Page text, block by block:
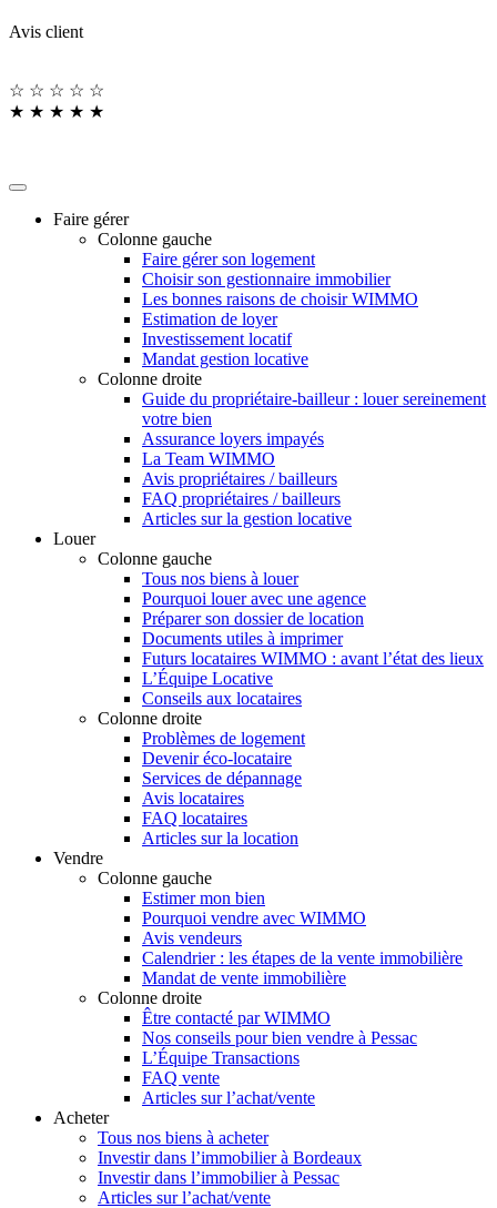
Avis client
☆ ☆ ☆ ☆ ☆
★ ★ ★ ★ ★
Faire gérer
Colonne gauche
Faire gérer son logement
Choisir son gestionnaire immobilier
Les bonnes raisons de choisir WIMMO
Estimation de loyer
Investissement locatif
Mandat gestion locative
Colonne droite
Guide du propriétaire-bailleur : louer sereinement
votre bien
Assurance loyers impayés
La Team WIMMO
Avis propriétaires / bailleurs
FAQ propriétaires / bailleurs
Articles sur la gestion locative
Louer
Colonne gauche
Tous nos biens à louer
Pourquoi louer avec une agence
Préparer son dossier de location
Documents utiles à imprimer
Futurs locataires WIMMO : avant l’état des lieux
L’Équipe Locative
Conseils aux locataires
Colonne droite
Problèmes de logement
Devenir éco-locataire
Services de dépannage
Avis locataires
FAQ locataires
Articles sur la location
Vendre
Colonne gauche
Estimer mon bien
Pourquoi vendre avec WIMMO
Avis vendeurs
Calendrier : les étapes de la vente immobilière
Mandat de vente immobilière
Colonne droite
Être contacté par WIMMO
Nos conseils pour bien vendre à Pessac
L’Équipe Transactions
FAQ vente
Articles sur l’achat/vente
Acheter
Tous nos biens à acheter
Investir dans l’immobilier à Bordeaux
Investir dans l’immobilier à Pessac
Articles sur l’achat/vente